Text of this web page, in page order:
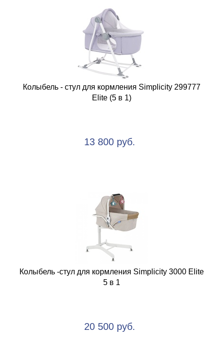
Колыбель - стул для кормления Simplicity 299777
Elite (5 в 1)
13 800 руб.
Колыбель -стул для кормления Simplicity 3000 Elite
5 в 1
20 500 руб.